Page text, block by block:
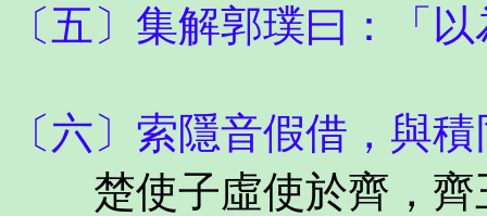
〔五〕集解郭璞曰：「
〔六〕索隱音假借，與
楚使子虛使於齊，齊